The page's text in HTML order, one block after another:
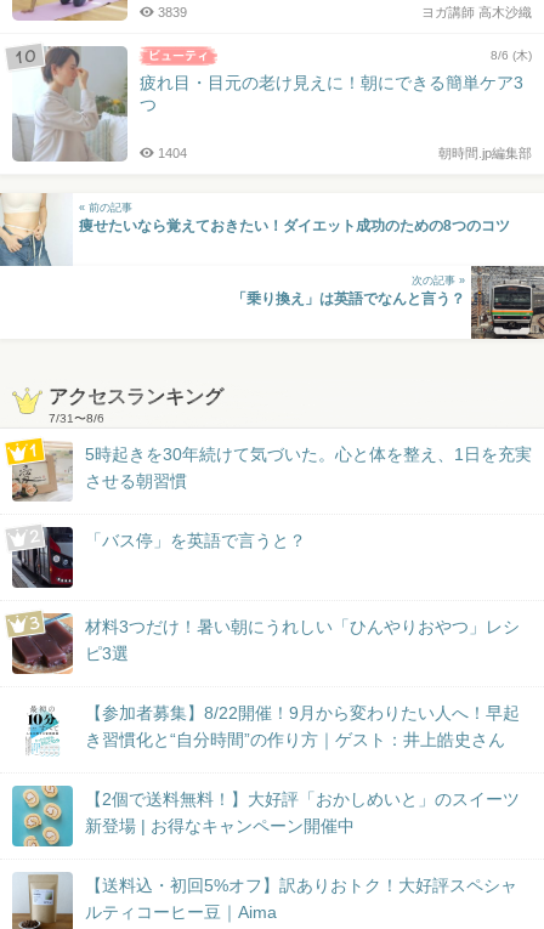
ヨガ講師 高木沙織
3839
8/6 (木)
疲れ目・目元の老け見えに！朝にできる簡単ケア3
つ
朝時間.jp編集部
1404
« 前の記事
痩せたいなら覚えておきたい！ダイエット成功のための8つのコツ
次の記事 »
「乗り換え」は英語でなんと言う？
アクセスランキング
7/31〜8/6
5時起きを30年続けて気づいた。心と体を整え、1日を充実
させる朝習慣
「バス停」を英語で言うと？
材料3つだけ！暑い朝にうれしい「ひんやりおやつ」レシ
ピ3選
【参加者募集】8/22開催！9月から変わりたい人へ！早起
き習慣化と“自分時間”の作り方｜ゲスト：井上皓史さん
【2個で送料無料！】大好評「おかしめいと」のスイーツ
新登場 | お得なキャンペーン開催中
【送料込・初回5%オフ】訳ありおトク！大好評スペシャ
ルティコーヒー豆｜Aima